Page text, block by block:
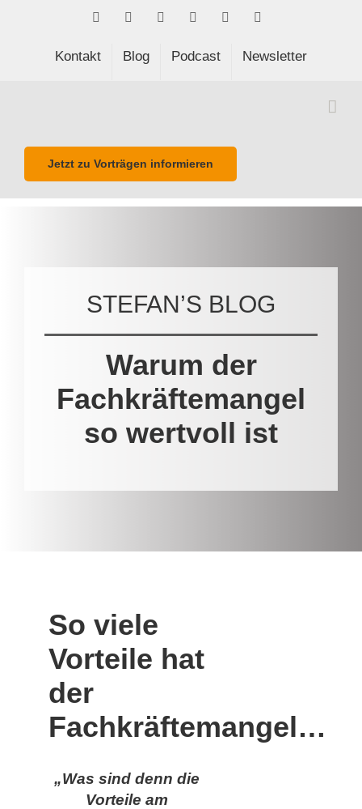
FacebookLinkedIn Spotify
Kontakt Blog Podcast Newsletter
Jetzt zu Vorträgen informieren
STEFAN’S BLOG
Warum der
Fachkräftemangel
so wertvoll ist
So viele
Vorteile hat
der
Fachkräftemangel…
„Was sind denn die
Vorteile am